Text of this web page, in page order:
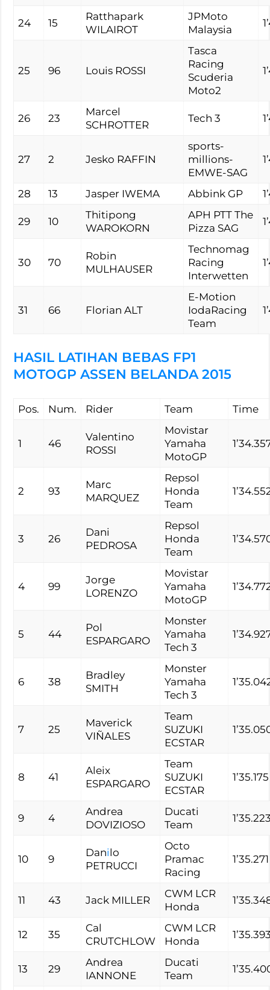
24 15
Ratthapark
WILAIROT
JPMoto
Malaysia
25 96 Louis ROSSI
Tasca
Racing
Scuderia
Moto2
26 23
Marcel
SCHROTTER
Tech 3
27 2 Jesko RAFFIN
sports-
millions-
EMWE-SAG
28 13 Jasper IWEMA Abbink GP
29 10
Thitipong
WAROKORN
APH PTT The
Pizza SAG
30 70
Robin
MULHAUSER
Technomag
Racing
Interwetten
31 66 Florian ALT
E-Motion
IodaRacing
Team
HASIL LATIHAN BEBAS FP1
MOTOGP ASSEN BELANDA 2015
Pos. Num. Rider Team Time
1 46
Valentino
ROSSI
Movistar
Yamaha
MotoGP
2 93
Marc
MARQUEZ
Repsol
Honda
Team
3 26
Dani
PEDROSA
Repsol
Honda
Team
4 99
Jorge
LORENZO
Movistar
Yamaha
MotoGP
5 44
Pol
ESPARGARO
Monster
Yamaha
Tech 3
6 38
Bradley
SMITH
Monster
Yamaha
Tech 3
7 25
Maverick
VIÑALES
Team
SUZUKI
ECSTAR
8 41
Aleix
ESPARGARO
Team
SUZUKI
ECSTAR
1’35.175
9 4
Andrea
DOVIZIOSO
Ducati
Team
10 9
Danilo
PETRUCCI
Octo
Pramac
Racing
1’35.271
11 43 Jack MILLER
CWM LCR
Honda
12 35
Cal
CRUTCHLOW
CWM LCR
Honda
13 29
Andrea
IANNONE
Ducati
Team